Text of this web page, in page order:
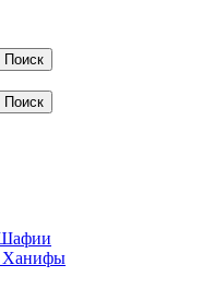
Ханифы